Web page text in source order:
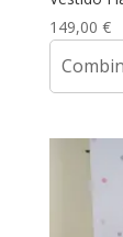
149,00 €